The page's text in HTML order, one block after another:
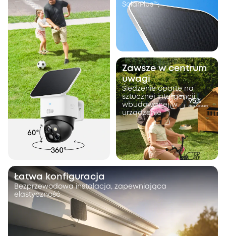
SolarPlus™;
Zawsze w centrum
uwagi
Śledzenie oparte na
sztucznej inteligencji
wbudowanej w
urządzenie
Łatwa konfiguracja
Bezprzewodowa instalacja, zapewniająca
elastyczność